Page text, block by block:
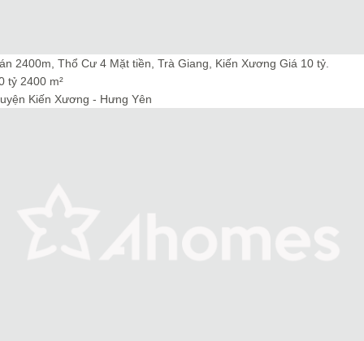
2400m, Thổ Cư 4 Mặt tiền, Trà Giang, Kiến Xương Giá 10 tỷ.
tỷ 2400 m²
Kiến Xương - Hưng Yên